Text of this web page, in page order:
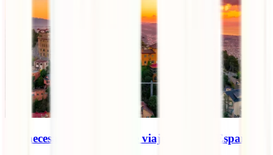
¿Es necesario un seguro de viaje para ir a España?